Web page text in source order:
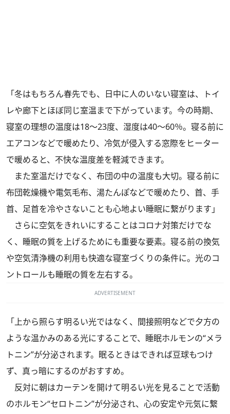
「冬はもちろん春先でも、日中に人のいない寝室は、トイ
レや廊下とほぼ同じ室温まで下がっています。今の時期、
寝室の理想の温度は18～23度、湿度は40～60％。寝る前に
エアコンなどで暖めたり、冷気が侵入する窓際をヒーター
で暖めると、不快な温度差を軽減できます。
また室温だけでなく、布団の中の温度も大切。寝る前に
布団乾燥機や電気毛布、湯たんぽなどで暖めたり、首、手
首、足首を冷やさないことも心地よい睡眠に繋がります」
さらに空気をきれいにすることはコロナ対策だけでな
く、睡眠の質を上げるためにも重要な要素。寝る前の換気
や空気清浄機の利用も快適な寝室づくりの条件に。光のコ
ントロールも睡眠の質を左右する。
ADVERTISEMENT
「上から照らす明るい光ではなく、間接照明などで夕方の
ような温かみのある光にすることで、睡眠ホルモンの“メラ
トニン”が分泌されます。眠るときはできれば豆球もつけ
ず、真っ暗にするのがおすすめ。
反対に朝はカーテンを開けて明るい光を見ることで活動
のホルモン“セロトニン”が分泌され、心の安定や元気に繋